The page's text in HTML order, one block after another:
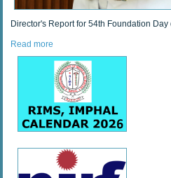
Director's Report for 54th Foundation
Read more